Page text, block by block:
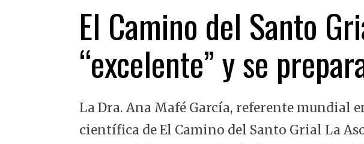
.
0
0
2
El Camino del Santo
“excelente” y se
La Dra. Ana Mafé García, referente
científica de El Camino del Santo Grial La